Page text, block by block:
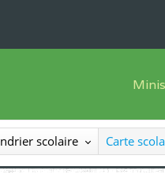
Le
Le
scolaire Carte